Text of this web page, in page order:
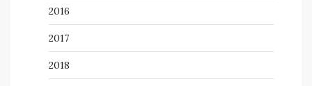
2016
2017
2018